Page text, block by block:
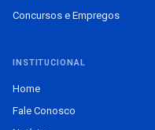
Concursos e Empregos
INSTITUCIONAL
Home
Fale Conosco